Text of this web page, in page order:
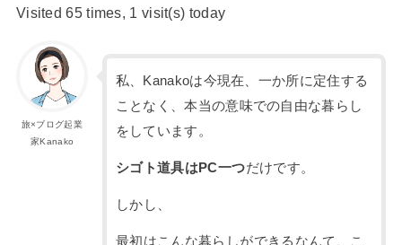
Visited 65 times, 1 visit(s) today
旅×ブログ起業
家Kanako
私、Kanakoは今現在、一か所に定住する
ことなく、本当の意味での自由な暮らし
をしています。
シゴト道具はPC一つだけです。
しかし、
最初はこんな暮らしができるなんて、こ